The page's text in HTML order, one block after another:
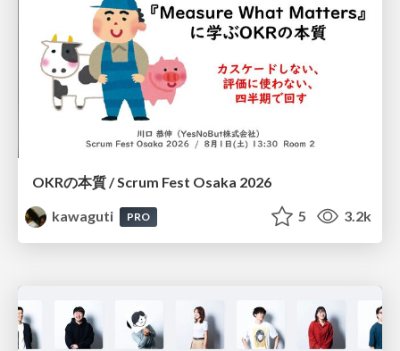
OKRの本質 / Scrum Fest Osaka 2026
kawaguti
PRO 5 3.2k